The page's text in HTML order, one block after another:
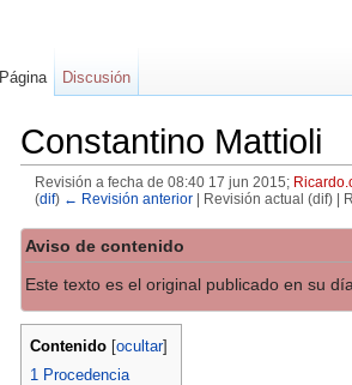
Constantino Mattioli
Revisión a fecha de 08:40 17 jun 2015;
(dif) ← Revisión anterior| Revisión actual (dif) |
Aviso de contenido
Este texto es el original publicado en su
Contenido [ocultar]
1 Procedencia
Página Discusión